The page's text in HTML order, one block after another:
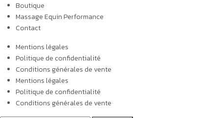
Boutique
Massage Equin Performance
Contact
Mentions légales
Politique de confidentialité
Conditions générales de vente
Mentions légales
Politique de confidentialité
Conditions générales de vente